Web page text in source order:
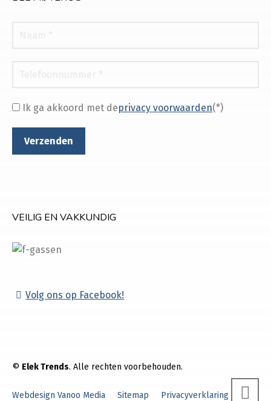
Ik ga akkoord met deprivacy voorwaarden(*)
VEILIG EN VAKKUNDIG
Volg ons op Facebook!
© Elek Trends. Alle rechten voorbehouden.
Webdesign Vanoo Media Sitemap Privacyverklaring